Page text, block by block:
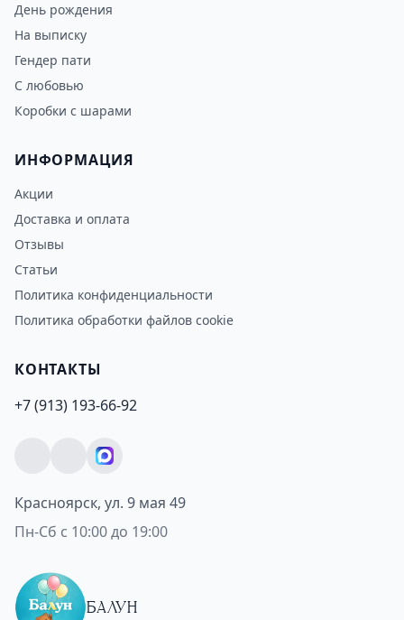
День рождения
На выписку
Гендер пати
С любовью
Коробки с шарами
ИНФОРМАЦИЯ
Акции
Доставка и оплата
Отзывы
Статьи
Политика конфиденциальности
Политика обработки файлов cookie
КОНТАКТЫ
+7 (913) 193-66-92
Красноярск, ул. 9 мая 49
Пн-Сб с 10:00 до 19:00
БАЛУН